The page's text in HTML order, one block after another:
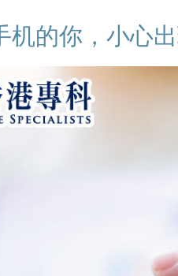
机的你，小心